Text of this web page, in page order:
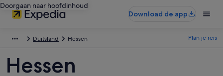
Doorgaan naar hoofdinhoud
Download de app
Duitsland Hessen Plan je reis
Hessen